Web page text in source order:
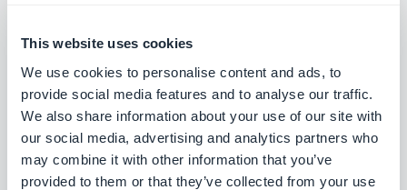
This website uses cookies
We use cookies to personalise content and ads, to
provide social media features and to analyse our traffic.
We also share information about your use of our site with
our social media, advertising and analytics partners who
may combine it with other information that you’ve
provided to them or that they’ve collected from your use
Agora podes definir as opções para o user final
para pesquisar dentro de um ou mais
camposdropdown e encontrar outros users com
as mesmas preferências alimentares.